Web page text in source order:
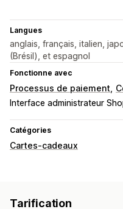
Langues
anglais, français, italien,
(Brésil), et espagnol
Fonctionne avec
Processus de paiement
Interface administrateur
Catégories
Cartes-cadeaux
Rechargeable
Tarification